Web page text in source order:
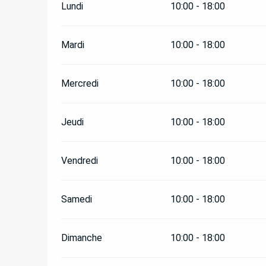
Lundi 10:00 - 18:00
Mardi 10:00 - 18:00
Mercredi 10:00 - 18:00
Jeudi 10:00 - 18:00
Vendredi 10:00 - 18:00
Samedi 10:00 - 18:00
Dimanche 10:00 - 18:00